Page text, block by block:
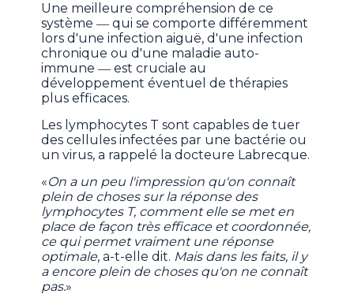
Une meilleure compréhension de ce
système ― qui se comporte différemment
lors d'une infection aiguë, d'une infection
chronique ou d'une maladie auto-
immune ― est cruciale au
développement éventuel de thérapies
plus efficaces.
Les lymphocytes T sont capables de tuer
des cellules infectées par une bactérie ou
un virus, a rappelé la docteure Labrecque.
«On a un peu l'impression qu'on connaît
plein de choses sur la réponse des
lymphocytes T, comment elle se met en
place de façon très efficace et coordonnée,
ce qui permet vraiment une réponse
optimale, a-t-elle dit. Mais dans les faits, il y
a encore plein de choses qu'on ne connaît
pas.»